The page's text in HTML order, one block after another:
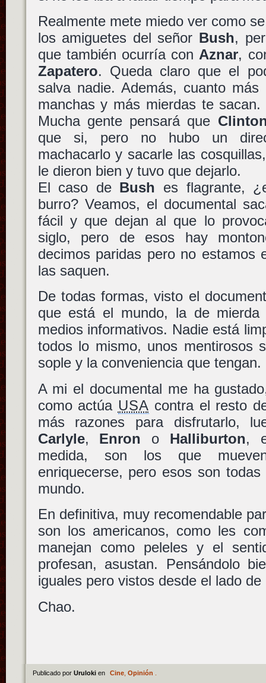
Realmente mete miedo ver como
los amiguetes del señor Bush,
que también ocurría con Aznar,
Zapatero. Queda claro que el
salva nadie. Además, cuanto
manchas y más mierdas te
Mucha gente pensará que
que si, pero no hubo un
machacarlo y sacarle las
le dieron bien y tuvo que dejarlo.
El caso de Bush es flagrante,
burro? Veamos, el documental
fácil y que dejan al que lo
siglo, pero de esos hay
decimos paridas pero no estamos
las saquen.
De todas formas, visto el
que está el mundo, la de
medios informativos. Nadie está
todos lo mismo, unos mentirosos
sople y la conveniencia que tengan.
A mi el documental me ha
como actúa USA contra el resto
más razones para disfrutarlo,
Carlyle, Enron o Halliburton,
medida, son los que
enriquecerse, pero esos son
mundo.
En definitiva, muy recomendable
son los americanos, como les
manejan como peleles y el
profesan, asustan. Pensándolo
iguales pero vistos desde el lado de
Chao.
Publicado por Uruloki en Cine, Opinión